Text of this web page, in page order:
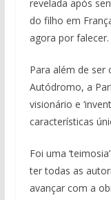
revelada após
do filho em
agora por falecer.
Para além de ser
Autódromo, a
visionário e
características
Foi uma
ter todas as
avançar com a